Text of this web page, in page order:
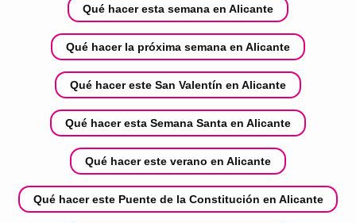
Qué hacer esta semana en Alicante
Qué hacer la próxima semana en Alicante
Qué hacer este San Valentín en Alicante
Qué hacer esta Semana Santa en Alicante
Qué hacer este verano en Alicante
Qué hacer este Puente de la Constitución en Alicante